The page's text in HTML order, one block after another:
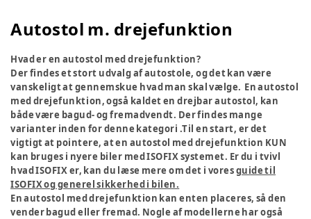
Autostol m. drejefunktion
Hvad er en autostol med drejefunktion?
Der findes et stort udvalg af autostole, og det kan være
vanskeligt at gennemskue hvad man skal vælge. En autostol
med drejefunktion, også kaldet en drejbar autostol, kan
både være bagud- og fremadvendt. Der findes mange
varianter inden for denne kategori .Til en start, er det
vigtigt at pointere, at en autostol med drejefunktion KUN
kan bruges i nyere biler med ISOFIX systemet. Er du i tvivl
hvad ISOFIX er, kan du læse mere om det i voresguide til
ISOFIX og generel sikkerhed i bilen.
En autostol med drejefunktion kan enten placeres, så den
vender bagud eller fremad. Nogle af modellerne har også